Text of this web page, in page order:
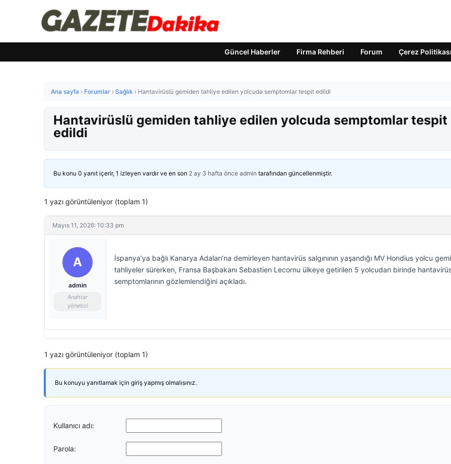
Güncel Haberler Firma Rehberi Forum Çerez Politikası
Ana sayfa › Forumlar › Sağlık › Hantavirüslü gemiden tahliye edilen yolcuda semptomlar tespit edildi
Hantavirüslü gemiden tahliye edilen yolcuda semptomlar tespit
edildi
Bu konu 0 yanıt içerir, 1 izleyen vardır ve en son 2 ay 3 hafta önce admin tarafından güncellenmiştir.
1 yazı görüntüleniyor (toplam 1)
Mayıs 11, 2026: 10:33 pm
A
admin
Anahtar
yönetici
İspanya’ya bağlı Kanarya Adaları’na demirleyen hantavirüs salgınının yaşandığı MV Hondius yolcu
tahliyeler sürerken, Fransa Başbakanı Sebastien Lecornu ülkeye getirilen 5 yolcudan birinde
semptomlarının gözlemlendiğini açıkladı.
1 yazı görüntüleniyor (toplam 1)
Bu konuyu yanıtlamak için giriş yapmış olmalısınız.
Kullanıcı adı:
Parola: